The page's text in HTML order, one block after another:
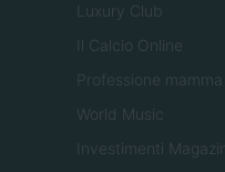
Luxury Club
Il Calcio Online
Professione mamma
World Music
Investimenti